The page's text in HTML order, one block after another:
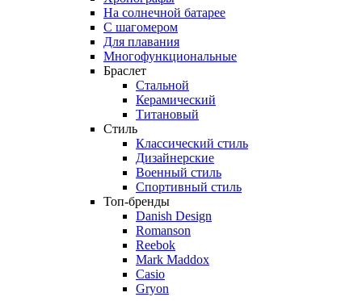
На солнечной батарее
С шагомером
Для плавания
Многофункциональные
Браслет
Стальной
Керамический
Титановый
Стиль
Классический стиль
Дизайнерские
Военный стиль
Спортивный стиль
Топ-бренды
Danish Design
Romanson
Reebok
Mark Maddox
Casio
Gryon